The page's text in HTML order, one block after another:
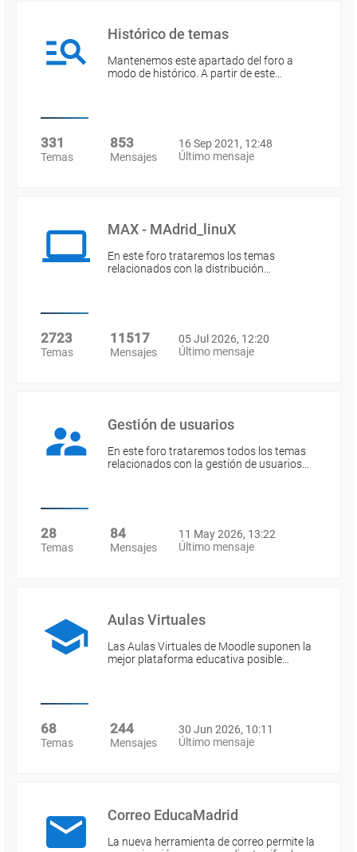
Histórico de temas
Mantenemos este apartado del foro a
modo de histórico. A partir de este…
331
Temas
853
Mensajes
16 Sep 2021, 12:48
Último mensaje
MAX - MAdrid_linuX
En este foro trataremos los temas
relacionados con la distribución…
2723
Temas
11517
Mensajes
05 Jul 2026, 12:20
Último mensaje
Gestión de usuarios
En este foro trataremos todos los temas
relacionados con la gestión de usuarios…
28
Temas
84
Mensajes
11 May 2026, 13:22
Último mensaje
Aulas Virtuales
Las Aulas Virtuales de Moodle suponen la
mejor plataforma educativa posible…
68
Temas
244
Mensajes
30 Jun 2026, 10:11
Último mensaje
Correo EducaMadrid
La nueva herramienta de correo permite la